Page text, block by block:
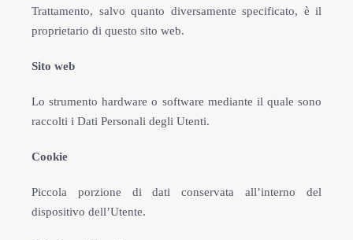
Trattamento, salvo quanto diversamente specificato, è il
proprietario di questo sito web.
Sito web
Lo strumento hardware o software mediante il quale sono
raccolti i Dati Personali degli Utenti.
Cookie
Piccola porzione di dati conservata all’interno del
dispositivo dell’Utente.